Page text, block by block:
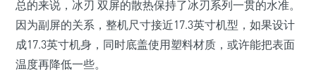
总的来说，冰刃 双屏的散热保持了冰刃系列一贯的水准。
因为副屏的关系，整机尺寸接近17.3英寸机型，如果设计
成17.3英寸机身，同时底盖使用塑料材质，或许能把表面
温度再降低一些。